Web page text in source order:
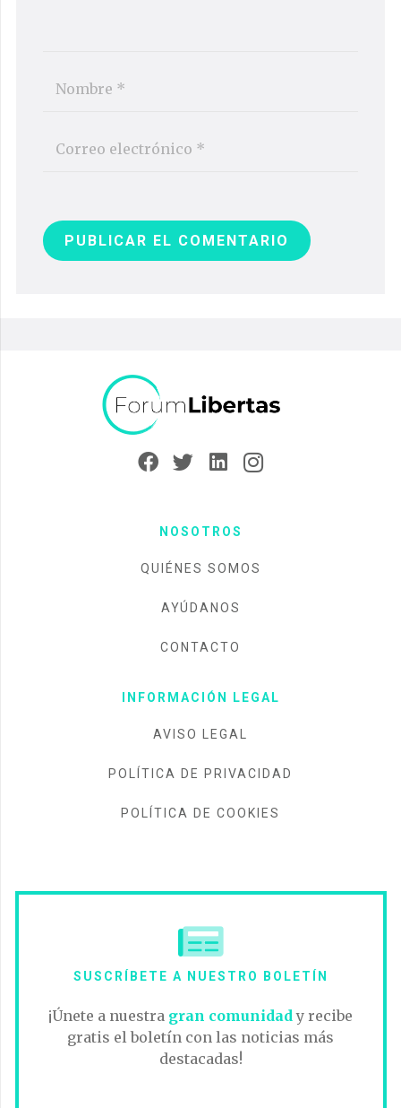
PUBLICAR EL COMENTARIO
NOSOTROS
QUIÉNES SOMOS
AYÚDANOS
CONTACTO
INFORMACIÓN LEGAL
AVISO LEGAL
POLÍTICA DE PRIVACIDAD
POLÍTICA DE COOKIES
SUSCRÍBETE A NUESTRO BOLETÍN
¡Únete a nuestra gran comunidad y recibe
gratis el boletín con las noticias más
destacadas!